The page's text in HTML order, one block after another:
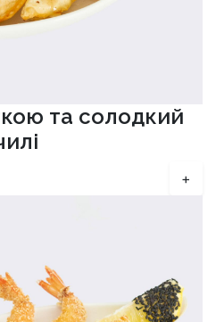
та солодкий
+